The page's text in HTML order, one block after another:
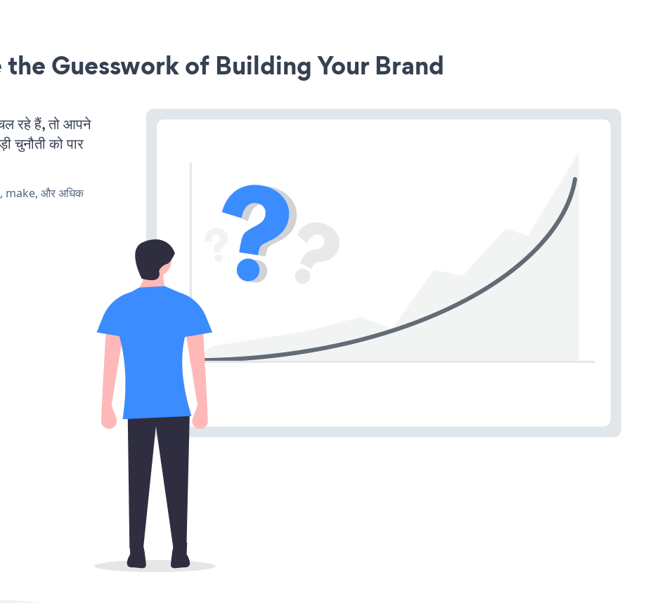
the Guesswork of Building Your Brand
रहे हैं, तो आपने
चुनौती को पार
make, और अधिक